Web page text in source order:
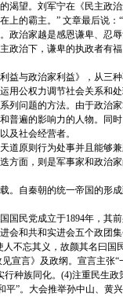
渴望。刘军宁在《民主政
上的霸主。” 文章最后说
政治家越是感恩谦卑、忍
政治下，谦卑的执政者有
与政治家利益》，从三种
公权力调节社会关系和
列问题的方法。由于政治
普遍的影响力的人物。同
及社会经营者。
原则行为处事并且能够
方面，则是军事家和政治
自秦朝的统一帝国的形成
民党成立于1894年，其
会和共和实进会五个政团
不忘其义，故颜其名曰国
宣言》及政纲。宣言主张
种族同化。(4)注重民生
平”。大会推举孙中山、